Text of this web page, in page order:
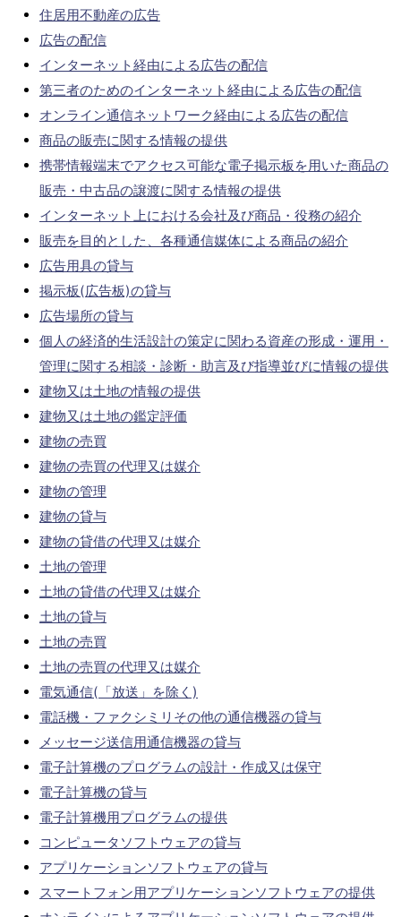
住居用不動産の広告
広告の配信
インターネット経由による広告の配信
第三者のためのインターネット経由による広告の配信
オンライン通信ネットワーク経由による広告の配信
商品の販売に関する情報の提供
携帯情報端末でアクセス可能な電子掲示板を用いた商品の
販売・中古品の譲渡に関する情報の提供
インターネット上における会社及び商品・役務の紹介
販売を目的とした、各種通信媒体による商品の紹介
広告用具の貸与
掲示板(広告板)の貸与
広告場所の貸与
個人の経済的生活設計の策定に関わる資産の形成・運用・
管理に関する相談・診断・助言及び指導並びに情報の提供
建物又は土地の情報の提供
建物又は土地の鑑定評価
建物の売買
建物の売買の代理又は媒介
建物の管理
建物の貸与
建物の貸借の代理又は媒介
土地の管理
土地の貸借の代理又は媒介
土地の貸与
土地の売買
土地の売買の代理又は媒介
電気通信(「放送」を除く)
電話機・ファクシミリその他の通信機器の貸与
メッセージ送信用通信機器の貸与
電子計算機のプログラムの設計・作成又は保守
電子計算機の貸与
電子計算機用プログラムの提供
コンピュータソフトウェアの貸与
アプリケーションソフトウェアの貸与
スマートフォン用アプリケーションソフトウェアの提供